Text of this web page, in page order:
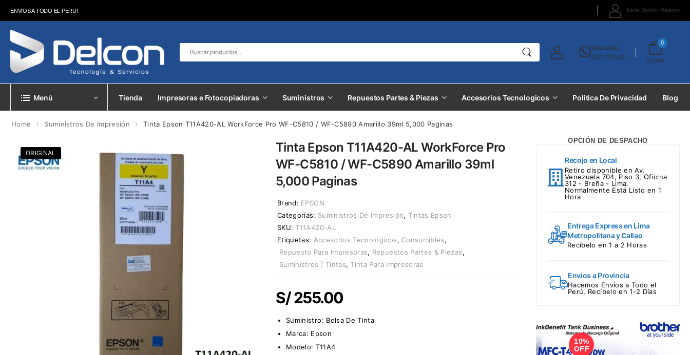
ENVIOS A TODO EL PERU! Iniciar Sesión Registro
WhatsApp
907 329 562
Carrito
0
Menú Tienda Impresoras e Fotocopiadoras Suministros Repuestos Partes & Piezas Accesorios Tecnologicos Politica De Privacidad Blog
Home › Suministros De Impresión › Tinta Epson T11A420-AL WorkForce Pro WF-C5810 / WF-C5890 Amarillo 39ml 5,000 Paginas
OPCIÓN DE DESPACHO
Recojo en Local
Retiro disponible en Av.
Venezuela 704, Piso 3, Oficina
312 - Breña - Lima.
Normalmente Está Listo en 1
Hora
Entrega Express en Lima
Metropolitana y Callao
Recíbelo en 1 a 2 Horas
Envios a Provincia
Hacemos Envíos a Todo el
Perú, Recíbelo en 1-2 Días
1
10%
OFF
ORIGINAL
Tinta Epson T11A420-AL WorkForce Pro
WF-C5810 / WF-C5890 Amarillo 39ml
5,000 Paginas
Brand: EPSON
Categorías: Suministros De Impresión, Tintas Epson
SKU: T11A420-AL
Etiquetas: Accesorios Tecnológicos, Consumibles,
Repuesto Para Impresoras, Repuestos Partes & Piezas,
Suministros | Tintas, Tinta Para Impresoras
S/255.00
Suministro: Bolsa De Tinta
Marca: Epson
Modelo: T11A4